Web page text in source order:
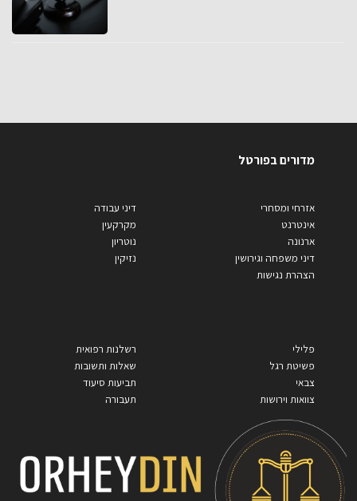
מדורים בפורטל
אזרחי ומסחרי
אינטרנט
ארנונה
דיני משפחה וגירושין
הצהרת נגישות
דיני עבודה
מקרקעין
נוטריון
נזיקין
פלילי
פשיטת רגל
צבאי
צוואות וירושות
רשלנות רפואית
שאלות ותשובות
תביעות סיעוד
תעבורה